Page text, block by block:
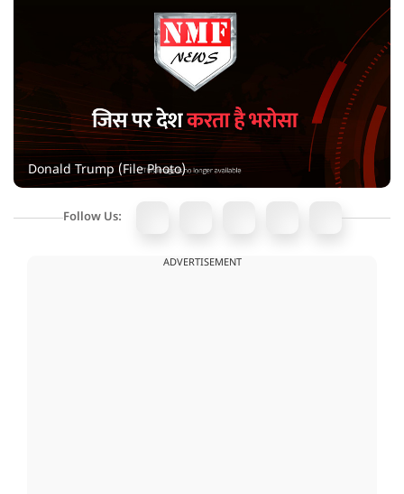
Donald Trump (File Photo)
Follow Us:
ADVERTISEMENT